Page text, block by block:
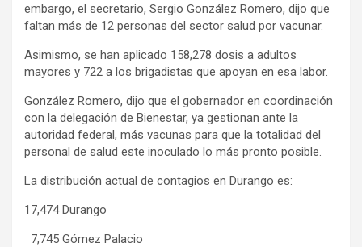
embargo, el secretario, Sergio González Romero, dijo que
faltan más de 12 personas del sector salud por vacunar.
Asimismo, se han aplicado 158,278 dosis a adultos
mayores y 722 a los brigadistas que apoyan en esa labor.
González Romero, dijo que el gobernador en coordinación
con la delegación de Bienestar, ya gestionan ante la
autoridad federal, más vacunas para que la totalidad del
personal de salud este inoculado lo más pronto posible.
La distribución actual de contagios en Durango es:
17,474 Durango
7,745 Gómez Palacio